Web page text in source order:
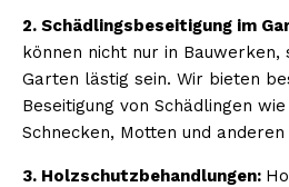
2. Schädlingsbeseitigung im
können nicht nur in Bauwerken,
Garten lästig sein. Wir bieten
Beseitigung von Schädlingen
Schnecken, Motten und
3. Holzschutzbehandlungen: